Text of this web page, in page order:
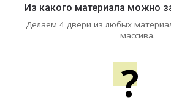
Из какого материала можно
Делаем 4 двери из любых
массива.
?